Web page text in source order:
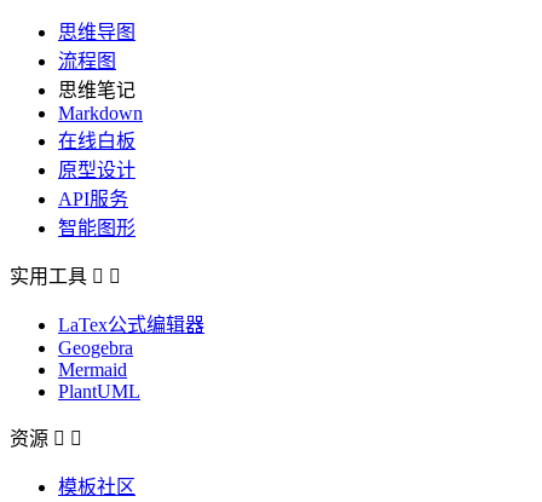
思维导图
流程图
思维笔记
Markdown
在线白板
原型设计
API服务
智能图形
实用工具  
LaTex公式编辑器
Geogebra
Mermaid
PlantUML
资源  
模板社区